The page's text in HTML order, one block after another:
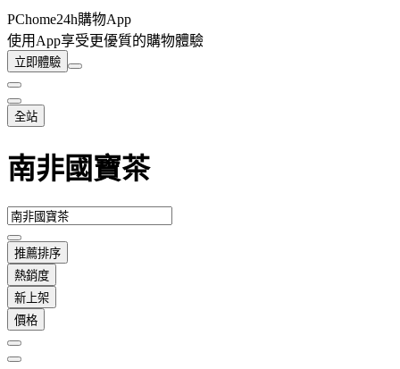
PChome24h購物App
使用App享受更優質的購物體驗
立即體驗
全站
南非國寶茶
推薦排序
熱銷度
新上架
價格